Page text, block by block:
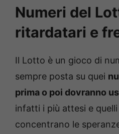
Numeri del
ritardatari e
Il Lotto è un gioco di
sempre posta su quei
prima o poi dovranno
infatti i più attesi e quelli
concentrano le